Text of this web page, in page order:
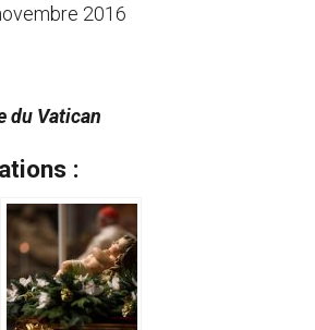
2016
du Vatican
: